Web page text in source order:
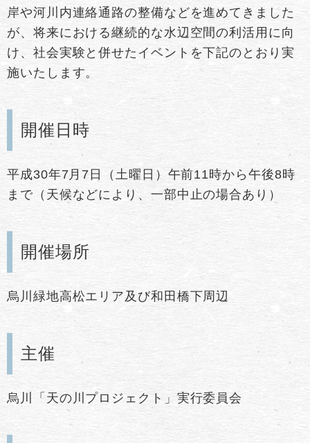
岸や河川内連絡通路の整備などを進めてきました
が、将来における継続的な水辺空間の利活用に向
け、社会実験と併せたイベントを下記のとおり実
施いたします。
開催日時
平成30年7月7日（土曜日）午前11時から午後8時
まで（天候などにより、一部中止の場合あり）
開催場所
烏川緑地高松エリア及び和田橋下周辺
主催
烏川「天の川プロジェクト」実行委員会